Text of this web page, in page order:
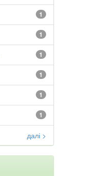
1
1
1
1
1
1
далі >